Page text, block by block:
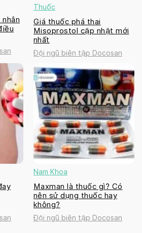
Thuốc
Giá thuốc phá thai
Misoprostol cập nhật mới
nhất
Đội ngũ biên tập Docosan
Nam Khoa
Maxman là thuốc gì? Có
nên sử dụng thuốc hay
không?
Đội ngũ biên tập Docosan